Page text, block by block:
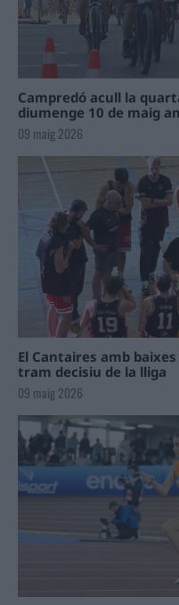
Campredó acull la
diumenge 10 de maig
09 maig 2026
El Cantaires amb
tram decisiu de la lliga
09 maig 2026